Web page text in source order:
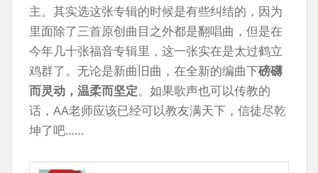
主。其实选这张专辑的时候是有些纠结的，因为
里面除了三首原创曲目之外都是翻唱曲，但是在
今年几十张福音专辑里，这一张实在是太过鹤立
鸡群了。无论是新曲旧曲，在全新的编曲下磅礴
而灵动，温柔而坚定。如果歌声也可以传教的
话，AA老师应该已经可以教友满天下，信徒尽乾
坤了吧……